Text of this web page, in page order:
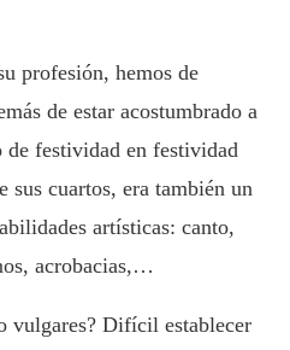
profesión, hemos de
de estar acostumbrado a
festividad en festividad
sus cuartos, era también un
artísticas: canto,
acrobacias,…
vulgares? Difícil establecer